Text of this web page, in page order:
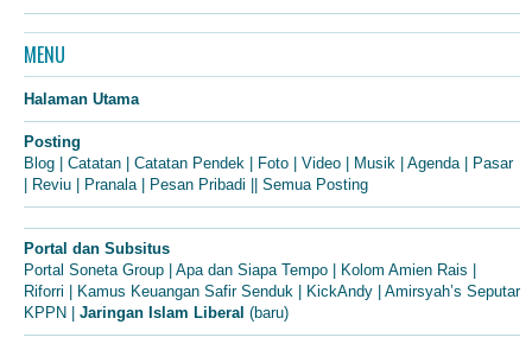
MENU
Halaman Utama
Posting
Blog | Catatan | Catatan Pendek | Foto | Video | Musik | Agenda | Pasar
| Reviu | Pranala | Pesan Pribadi || Semua Posting
Portal dan Subsitus
Portal Soneta Group | Apa dan Siapa Tempo | Kolom Amien Rais |
Riforri | Kamus Keuangan Safir Senduk | KickAndy | Amirsyah’s Seputar
KPPN | Jaringan Islam Liberal (baru)